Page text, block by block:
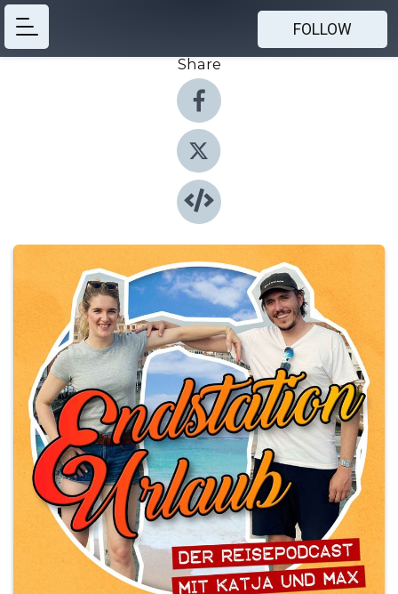
FOLLOW
Share